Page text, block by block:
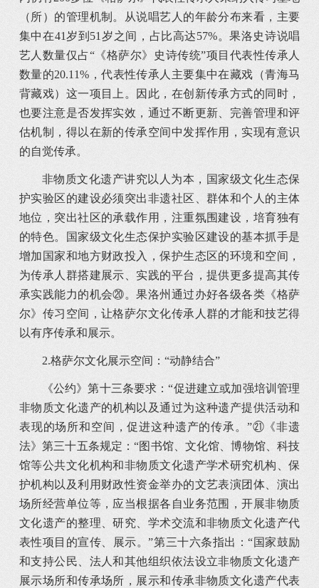
（所）的管理机制。从说唱艺人的年龄分布来看，主要
集中在41岁到51岁之间，占比高达57%。果洛史诗说唱
艺人数量仅占“《格萨尔》史诗传统”项目代表性传承人
数量的20.11%，代表性传承人主要集中在藏戏（青海马
背藏戏）这一项目上。因此，在创新传承方式的同时，
也要注意是否发挥实效，通过不断更新、完善管理和评
估机制，得以在新的传承空间中发挥作用，实现有意识
的自觉传承。
非物质文化遗产讲究以人为本，国家级文化生态保
护实验区的建设必须突出非遗社区、群体和个人的主体
地位，突出社区的承载作用，注重氛围建设，培育独有
的特色。国家级文化生态保护实验区建设的基本抓手是
增加国家和地方财政投入，保护生态区的环境和空间，
为传承人群搭建展示、实践的平台，提供更多提高其传
承实践能力的机会⑳。果洛州通过办好各级各类《格萨
尔》传习空间，让格萨尔文化传承人群的才能和技艺得
以有序传承和展示。
2.格萨尔文化展示空间：“动静结合”
《公约》第十三条要求：“促进建立或加强培训管理
非物质文化遗产的机构以及通过为这种遗产提供活动和
表现的场所和空间，促进这种遗产的传承。”㉑《非遗
法》第三十五条规定：“图书馆、文化馆、博物馆、科技
馆等公共文化机构和非物质文化遗产学术研究机构、保
护机构以及利用财政性资金举办的文艺表演团体、演出
场所经营单位等，应当根据各自业务范围，开展非物质
文化遗产的整理、研究、学术交流和非物质文化遗产代
表性项目的宣传、展示。”第三十六条指出：“国家鼓励
和支持公民、法人和其他组织依法设立非物质文化遗产
展示场所和传承场所，展示和传承非物质文化遗产代表